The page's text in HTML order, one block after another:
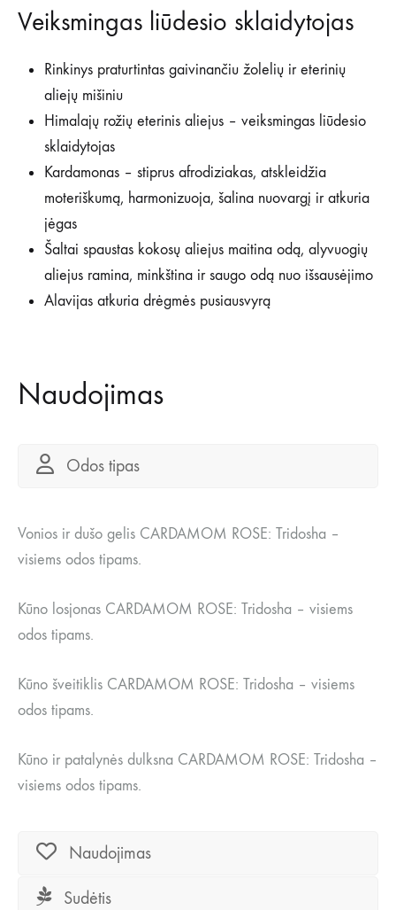
Veiksmingas liūdesio sklaidytojas
Rinkinys praturtintas gaivinančiu žolelių ir eterinių
aliejų mišiniu
Himalajų rožių eterinis aliejus – veiksmingas liūdesio
sklaidytojas
Kardamonas – stiprus afrodiziakas, atskleidžia
moteriškumą, harmonizuoja, šalina nuovargį ir atkuria
jėgas
Šaltai spaustas kokosų aliejus maitina odą, alyvuogių
aliejus ramina, minkština ir saugo odą nuo išsausėjimo
Alavijas atkuria drėgmės pusiausvyrą
Naudojimas
Odos tipas
Vonios ir dušo gelis CARDAMOM ROSE: Tridosha –
visiems odos tipams.
Kūno losjonas CARDAMOM ROSE: Tridosha – visiems
odos tipams.
Kūno šveitiklis CARDAMOM ROSE: Tridosha – visiems
odos tipams.
Kūno ir patalynės dulksna CARDAMOM ROSE: Tridosha –
visiems odos tipams.
Naudojimas
Sudėtis